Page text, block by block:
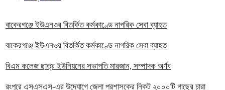
বাকেরগঞ্জে ইউএনওর বিতর্কিত কর্মকাণ্ডে নাগরিক সেবা ব্যাহত
বাকেরগঞ্জে ইউএনওর বিতর্কিত কর্মকাণ্ডে নাগরিক সেবা ব্যাহত
বিএম কলেজ ছাত্র ইউনিয়নের সভাপতি মারজান, সম্পাদক অর্ণব
রংপুরে এসএসএস-এর উদ্যোগে জেলা প্রশাসকের নিকট ২০০০টি গাছের চারা